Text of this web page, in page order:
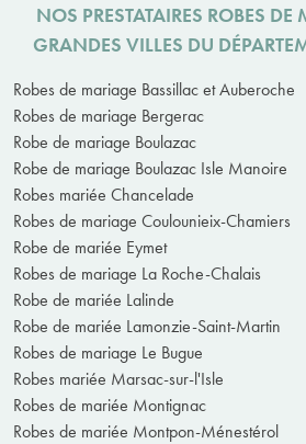
NOS PRESTATAIRES ROBES DE
GRANDES VILLES DU
Robes de mariage Bassillac et Auberoche
Robes de mariage Bergerac
Robe de mariage Boulazac
Robe de mariage Boulazac Isle Manoire
Robes mariée Chancelade
Robes de mariage Coulounieix-Chamiers
Robe de mariée Eymet
Robes de mariage La Roche-Chalais
Robe de mariée Lalinde
Robe de mariée Lamonzie-Saint-Martin
Robes de mariage Le Bugue
Robes mariée Marsac-sur-l'Isle
Robes de mariée Montignac
Robes de mariée Montpon-Ménestérol